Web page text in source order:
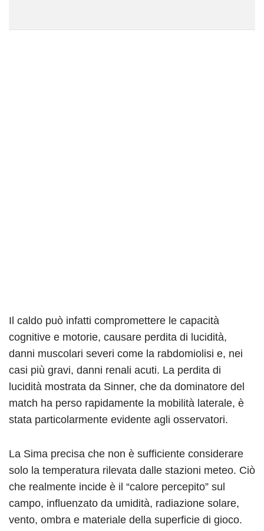
Il caldo può infatti compromettere le capacità
cognitive e motorie, causare perdita di lucidità,
danni muscolari severi come la rabdomiolisi e, nei
casi più gravi, danni renali acuti. La perdita di
lucidità mostrata da Sinner, che da dominatore del
match ha perso rapidamente la mobilità laterale, è
stata particolarmente evidente agli osservatori.
La Sima precisa che non è sufficiente considerare
solo la temperatura rilevata dalle stazioni meteo. Ciò
che realmente incide è il “calore percepito” sul
campo, influenzato da umidità, radiazione solare,
vento, ombra e materiale della superficie di gioco.